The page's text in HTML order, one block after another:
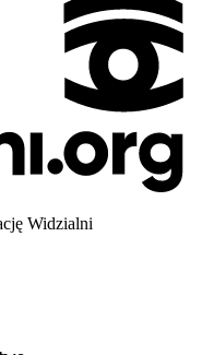
Widzialni